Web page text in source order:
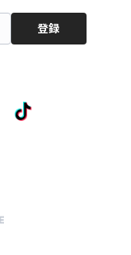
登録